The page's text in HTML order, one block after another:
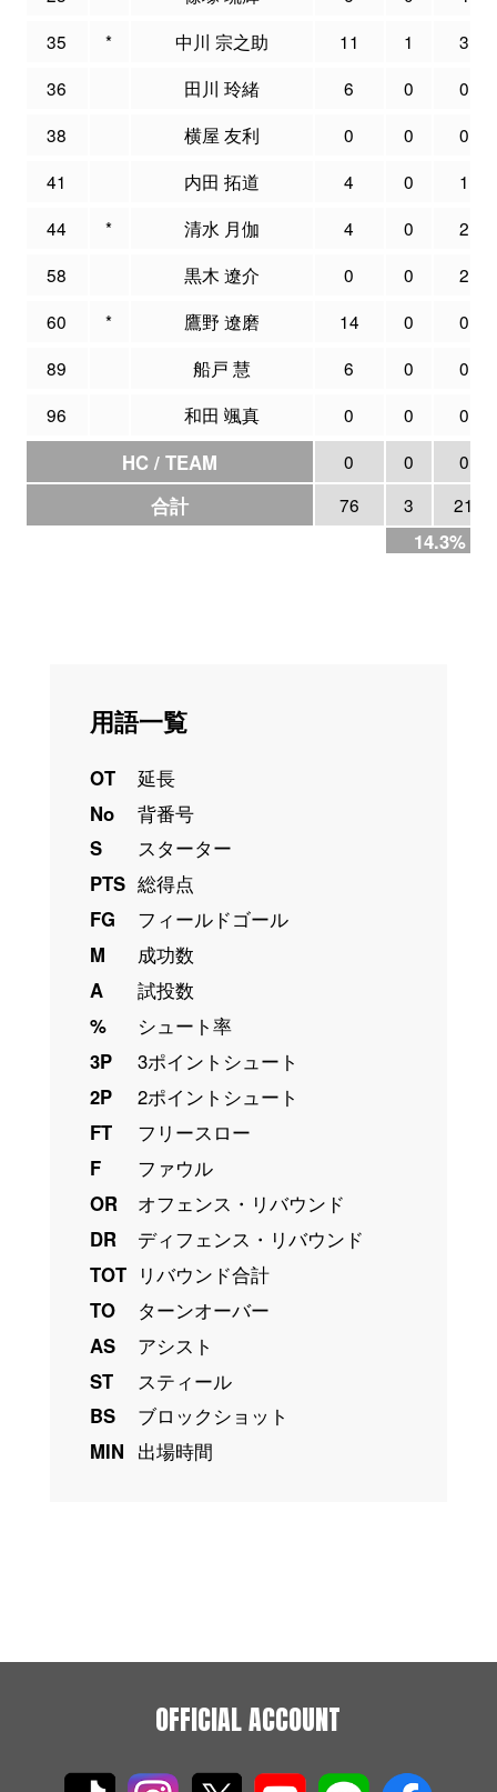
35
* 中川 宗之助 11 1
3
36
田川 玲緒 6 0
0
38
横屋 友利 0 0
0
41
内田 拓道 4 0
1
44
* 清水 月伽 4 0
2
58
黒木 遼介 0 0
2
60
* 鷹野 遼磨 14 0
0
89
船戸 慧 6 0
0
96
和田 颯真 0 0 0
HC / TEAM 0 0 0
合計 76 3 21
14.3%
用語一覧
OT
延長
No
背番号
S
スターター
PTS 総得点
FG
フィールドゴール
M
成功数
A
試投数
%
シュート率
3P
3ポイントシュート
2P
2ポイントシュート
FT
フリースロー
F
ファウル
OR
オフェンス・リバウンド
DR
ディフェンス・リバウンド
TOT リバウンド合計
TO
ターンオーバー
AS
アシスト
ST
スティール
BS
ブロックショット
MIN 出場時間
OFFICIAL ACCOUNT